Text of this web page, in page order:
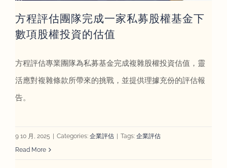
方程評估團隊完成一家私募股權基金下
數項股權投資的估值
方程評估專業團隊為私募基金完成複雜股權投資估值，靈
活應對複雜條款所帶來的挑戰，並提供理據充份的評估報
告。
9 10 月, 2025 | Categories: 企業評估 | Tags: 企業評估
Read More